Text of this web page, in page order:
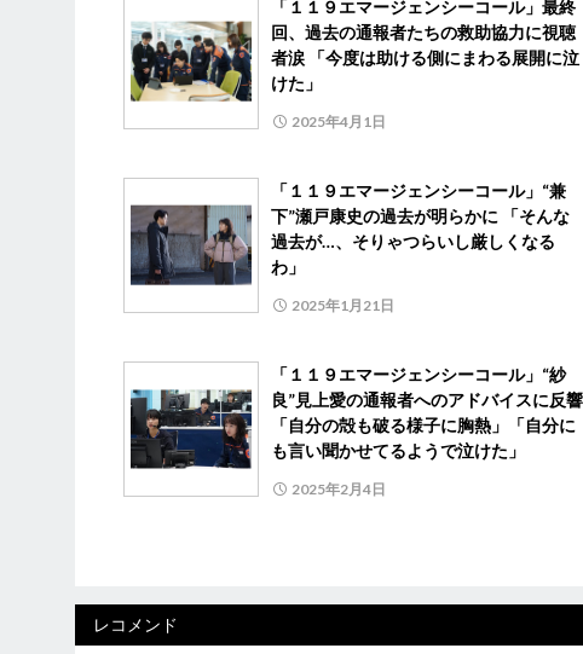
「１１９エマージェンシーコール」最終
回、過去の通報者たちの救助協力に視聴
者涙 「今度は助ける側にまわる展開に泣
けた」
2025年4月1日
「１１９エマージェンシーコール」“兼
下”瀬戸康史の過去が明らかに 「そんな
過去が…、そりゃつらいし厳しくなる
わ」
2025年1月21日
「１１９エマージェンシーコール」“紗
良”見上愛の通報者へのアドバイスに反響
「自分の殻も破る様子に胸熱」「自分に
も言い聞かせてるようで泣けた」
2025年2月4日
レコメンド